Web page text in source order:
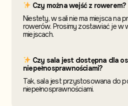
Czy można wejść z rowerem?
Niestety, w sali nie ma miejsca na
rowerów. Prosimy zostawiać je w
miejscach.
Czy sala jest dostępna dla
niepełnosprawnościami?
Tak, sala jest przystosowana do
niepełnosprawnościami.